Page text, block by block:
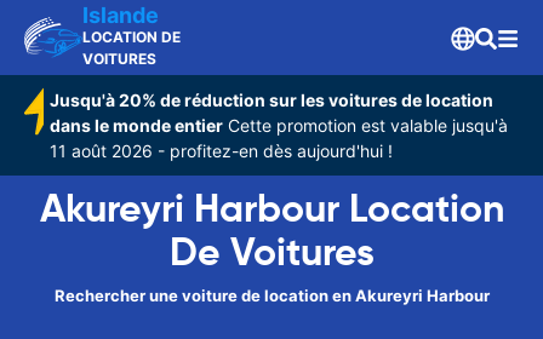
Islande
LOCATION DE
VOITURES
Jusqu'à 20% de réduction sur les voitures de location
dans le monde entier Cette promotion est valable jusqu'à
11 août 2026 - profitez-en dès aujourd'hui !
Akureyri Harbour Location
De Voitures
Rechercher une voiture de location en Akureyri Harbour